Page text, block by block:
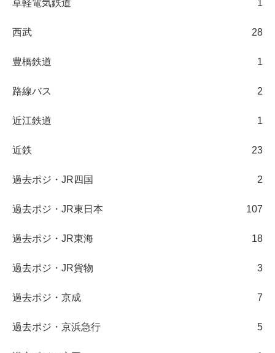
草軽電気鉄道 1
西武 28
豊橋鉄道 1
路線バス 2
近江鉄道 1
近鉄 23
過去ポジ・JR四国 2
過去ポジ・JR東日本 107
過去ポジ・JR東海 18
過去ポジ・JR貨物 3
過去ポジ・京成 7
過去ポジ・京浜急行 5